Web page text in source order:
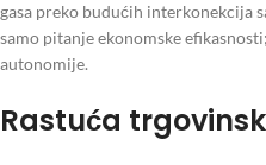
gasa preko budućih interkonekcija
samo pitanje ekonomske
autonomije.
Rastuća